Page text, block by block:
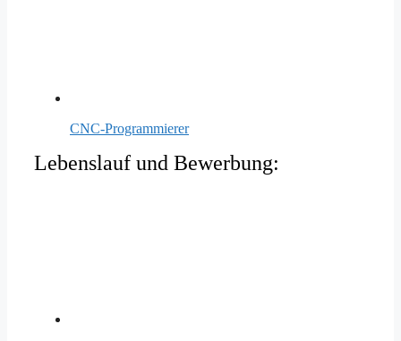
CNC-Programmierer
Lebenslauf und Bewerbung: